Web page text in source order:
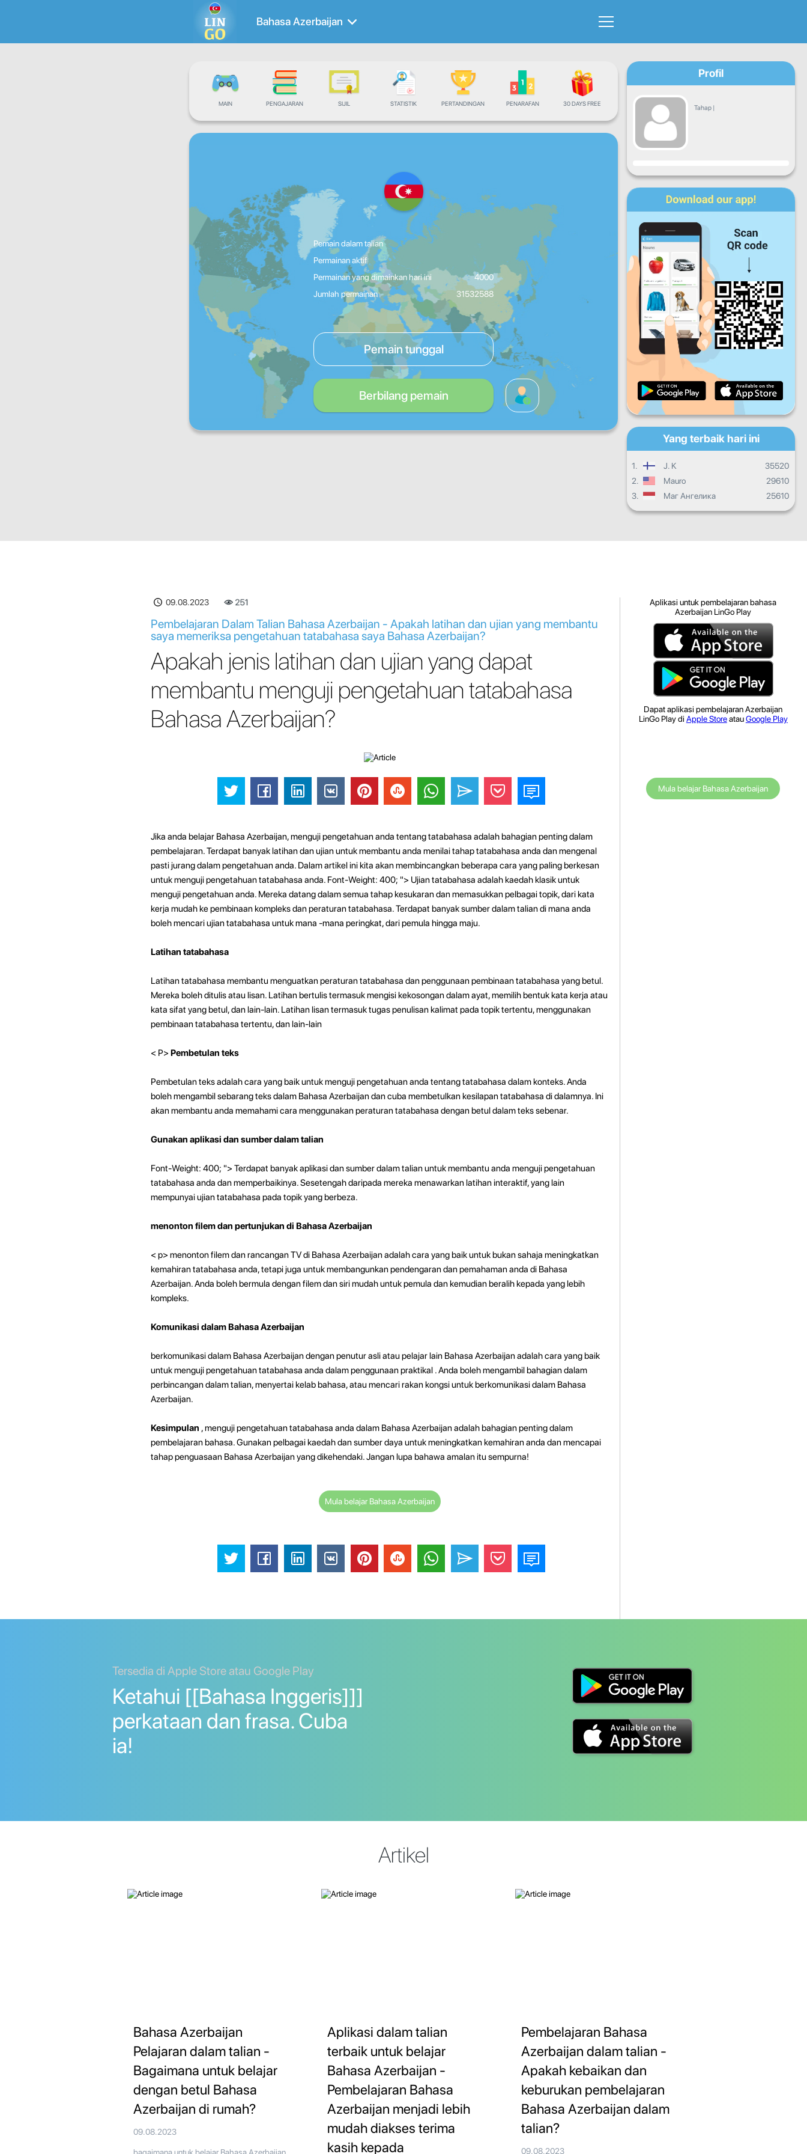
Bahasa Azerbaijan
MAIN PENGAJARAN SIJIL STATISTIK PERTANDINGAN PENARAFAN 30 DAYS FREE
Pemain dalam talian
Permainan aktif
Permainan yang dimainkan hari ini
4000
Jumlah permainan
31532588
Pemain tunggal
Berbilang pemain
Profil
Tahap |
Kemajuan
Isnin Rabu Kha
Sab Ahad
Kemajuan harian
Kemajuan bulanan
Kemajuan secara keseluruhan
Yang terbaik hari ini
1. J. K
35520
2.
Mauro
29610
3.
Маг Ангелика 25610
09.08.2023 251
Pembelajaran Dalam Talian Bahasa Azerbaijan - Apakah latihan dan ujian yang membantu
saya memeriksa pengetahuan tatabahasa saya Bahasa Azerbaijan?
Apakah jenis latihan dan ujian yang dapat
membantu menguji pengetahuan tatabahasa
Bahasa Azerbaijan?
Jika anda belajar Bahasa Azerbaijan, menguji pengetahuan anda tentang tatabahasa adalah bahagian penting dalam
pembelajaran. Terdapat banyak latihan dan ujian untuk membantu anda menilai tahap tatabahasa anda dan mengenal
pasti jurang dalam pengetahuan anda. Dalam artikel ini kita akan membincangkan beberapa cara yang paling berkesan
untuk menguji pengetahuan tatabahasa anda. Font-Weight: 400; "> Ujian tatabahasa adalah kaedah klasik untuk
menguji pengetahuan anda. Mereka datang dalam semua tahap kesukaran dan memasukkan pelbagai topik, dari kata
kerja mudah ke pembinaan kompleks dan peraturan tatabahasa. Terdapat banyak sumber dalam talian di mana anda
boleh mencari ujian tatabahasa untuk mana -mana peringkat, dari pemula hingga maju.
Latihan tatabahasa
Latihan tatabahasa membantu menguatkan peraturan tatabahasa dan penggunaan pembinaan tatabahasa yang betul.
Mereka boleh ditulis atau lisan. Latihan bertulis termasuk mengisi kekosongan dalam ayat, memilih bentuk kata kerja atau
kata sifat yang betul, dan lain-lain. Latihan lisan termasuk tugas penulisan kalimat pada topik tertentu, menggunakan
pembinaan tatabahasa tertentu, dan lain-lain
< P> Pembetulan teks
Pembetulan teks adalah cara yang baik untuk menguji pengetahuan anda tentang tatabahasa dalam konteks. Anda
boleh mengambil sebarang teks dalam Bahasa Azerbaijan dan cuba membetulkan kesilapan tatabahasa di dalamnya. Ini
akan membantu anda memahami cara menggunakan peraturan tatabahasa dengan betul dalam teks sebenar.
Gunakan aplikasi dan sumber dalam talian
Font-Weight: 400; "> Terdapat banyak aplikasi dan sumber dalam talian untuk membantu anda menguji pengetahuan
tatabahasa anda dan memperbaikinya. Sesetengah daripada mereka menawarkan latihan interaktif, yang lain
mempunyai ujian tatabahasa pada topik yang berbeza.
menonton filem dan pertunjukan di Bahasa Azerbaijan
< p> menonton filem dan rancangan TV di Bahasa Azerbaijan adalah cara yang baik untuk bukan sahaja meningkatkan
kemahiran tatabahasa anda, tetapi juga untuk membangunkan pendengaran dan pemahaman anda di Bahasa
Azerbaijan. Anda boleh bermula dengan filem dan siri mudah untuk pemula dan kemudian beralih kepada yang lebih
kompleks.
Komunikasi dalam Bahasa Azerbaijan
berkomunikasi dalam Bahasa Azerbaijan dengan penutur asli atau pelajar lain Bahasa Azerbaijan adalah cara yang baik
untuk menguji pengetahuan tatabahasa anda dalam penggunaan praktikal . Anda boleh mengambil bahagian dalam
perbincangan dalam talian, menyertai kelab bahasa, atau mencari rakan kongsi untuk berkomunikasi dalam Bahasa
Azerbaijan.
Kesimpulan , menguji pengetahuan tatabahasa anda dalam Bahasa Azerbaijan adalah bahagian penting dalam
pembelajaran bahasa. Gunakan pelbagai kaedah dan sumber daya untuk meningkatkan kemahiran anda dan mencapai
tahap penguasaan Bahasa Azerbaijan yang dikehendaki. Jangan lupa bahawa amalan itu sempurna!
Mula belajar Bahasa Azerbaijan
Aplikasi untuk pembelajaran bahasa
Azerbaijan LinGo Play
Dapat aplikasi pembelajaran Azerbaijan
LinGo Play di Apple StoreatauGoogle Play
Mula belajar Bahasa Azerbaijan
Tersedia di Apple Store atau Google Play
Ketahui [[Bahasa Inggeris]]]
perkataan dan frasa. Cuba
ia!
Artikel
Bahasa Azerbaijan
Pelajaran dalam talian -
Bagaimana untuk belajar
dengan betul Bahasa
Azerbaijan di rumah?
09.08.2023
Aplikasi dalam talian
terbaik untuk belajar
Bahasa Azerbaijan -
Pembelajaran Bahasa
Azerbaijan menjadi lebih
mudah diakses terima
kasih kepada
Pembelajaran Bahasa
Azerbaijan dalam talian -
Apakah kebaikan dan
keburukan pembelajaran
Bahasa Azerbaijan dalam
talian?
09.08.2023